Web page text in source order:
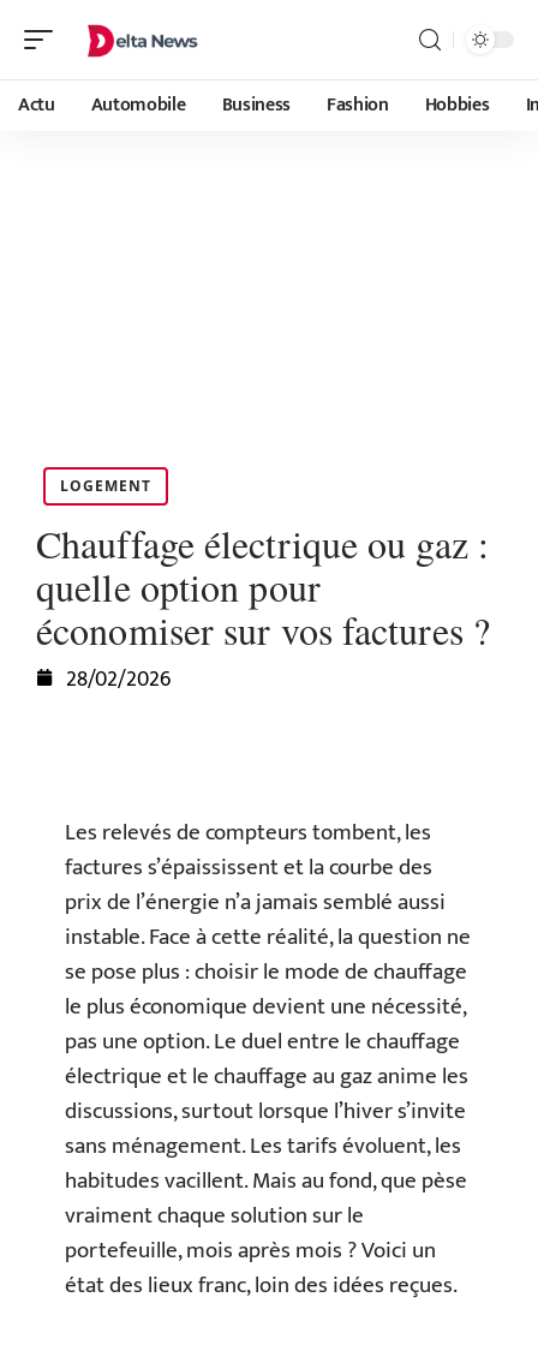
Actu Automobile Business Fashion Hobbies
LOGEMENT
Chauffage électrique ou gaz :
quelle option pour
économiser sur vos factures ?
28/02/2026
Les relevés de compteurs tombent, les
factures s’épaississent et la courbe des
prix de l’énergie n’a jamais semblé aussi
instable. Face à cette réalité, la question ne
se pose plus : choisir le mode de chauffage
le plus économique devient une nécessité,
pas une option. Le duel entre le chauffage
électrique et le chauffage au gaz anime les
discussions, surtout lorsque l’hiver s’invite
sans ménagement. Les tarifs évoluent, les
habitudes vacillent. Mais au fond, que pèse
vraiment chaque solution sur le
portefeuille, mois après mois ? Voici un
état des lieux franc, loin des idées reçues.